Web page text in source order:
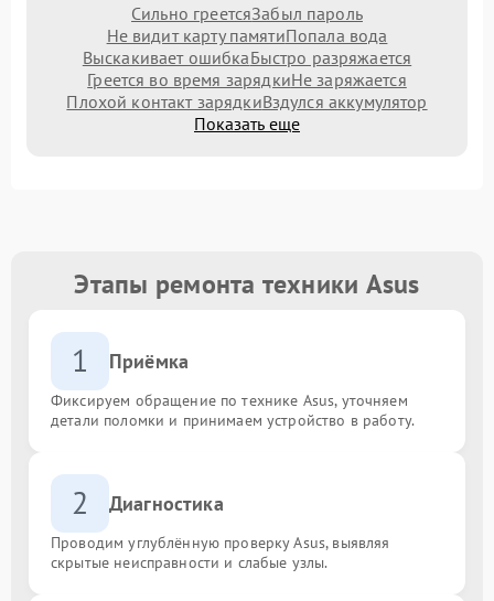
Сильно греетсяЗабыл пароль
Не видит карту памятиПопала вода
Выскакивает ошибкаБыстро разряжается
Греется во время зарядкиНе заряжается
Плохой контакт зарядкиВздулся аккумулятор
Показать еще
Этапы ремонта техники Asus
1 Приёмка
Фиксируем обращение по технике Asus, уточняем
детали поломки и принимаем устройство в работу.
2 Диагностика
Проводим углублённую проверку Asus, выявляя
скрытые неисправности и слабые узлы.